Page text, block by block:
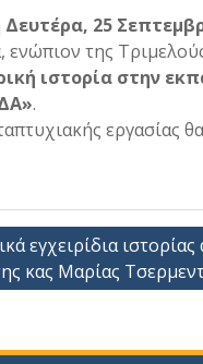
Δευτέρα, 25
της
ιστορία στην
.
εργασίας
εγχειρίδια ιστορίας
κας Μαρίας